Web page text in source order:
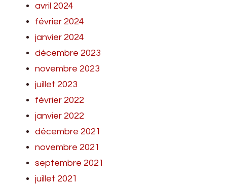
avril 2024
février 2024
janvier 2024
décembre 2023
novembre 2023
juillet 2023
février 2022
janvier 2022
décembre 2021
novembre 2021
septembre 2021
juillet 2021